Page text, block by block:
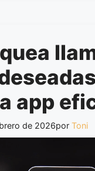
app
de 2026por Toni